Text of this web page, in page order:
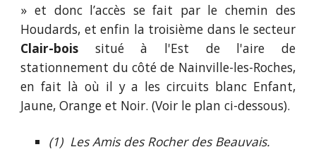
» et donc l’accès se fait par le chemin des
Houdards, et enfin la troisième dans le secteur
Clair-bois situé à l'Est de l'aire de
stationnement du côté de Nainville-les-Roches,
en fait là où il y a les circuits blanc Enfant,
Jaune, Orange et Noir. (Voir le plan ci-dessous).
(1) Les Amis des Rocher des Beauvais.